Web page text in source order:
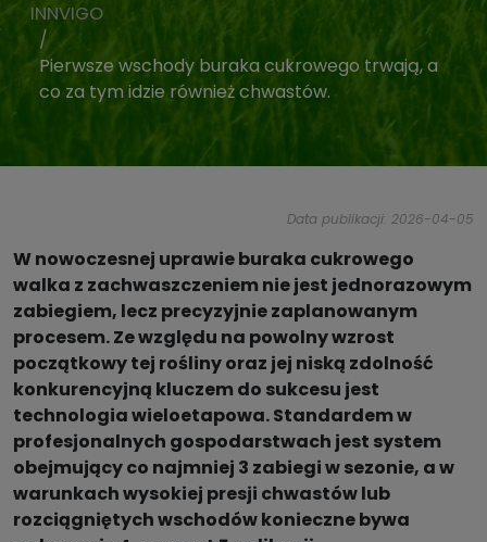
INNVIGO
Pierwsze wschody buraka cukrowego trwają, a
co za tym idzie również chwastów.
Data publikacji: 2026-04-05
W nowoczesnej uprawie buraka cukrowego
walka z zachwaszczeniem nie jest jednorazowym
zabiegiem, lecz precyzyjnie zaplanowanym
procesem. Ze względu na powolny wzrost
początkowy tej rośliny oraz jej niską zdolność
konkurencyjną kluczem do sukcesu jest
technologia wieloetapowa. Standardem w
profesjonalnych gospodarstwach jest system
obejmujący co najmniej 3 zabiegi w sezonie, a w
warunkach wysokiej presji chwastów lub
rozciągniętych wschodów konieczne bywa